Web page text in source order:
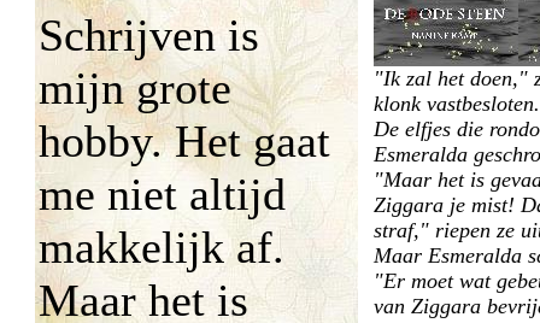
Schrijven is
mijn grote
hobby. Het gaat
me niet altijd
makkelijk af.
Maar het is
"Ik zal het doen,"
klonk vastbesloten.
De elfjes die
Esmeralda
"Maar het is
Ziggara je mist!
straf," riepen ze
Maar Esmeralda
"Er moet wat
van Ziggara